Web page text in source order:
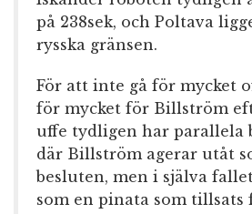
på 238sek, och Poltava
rysska gränsen.
För att inte gå för mycket
för mycket för Billström
uffe tydligen har parallela
där Billström agerar utåt
besluten, men i själva
som en pinata som tillsats